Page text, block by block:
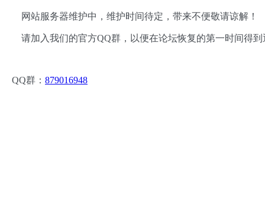
网站服务器维护中，维护时间待定，带来不便敬请谅解！
请加入我们的官方QQ群，以便在论坛恢复的第一时间得到
QQ群： 879016948